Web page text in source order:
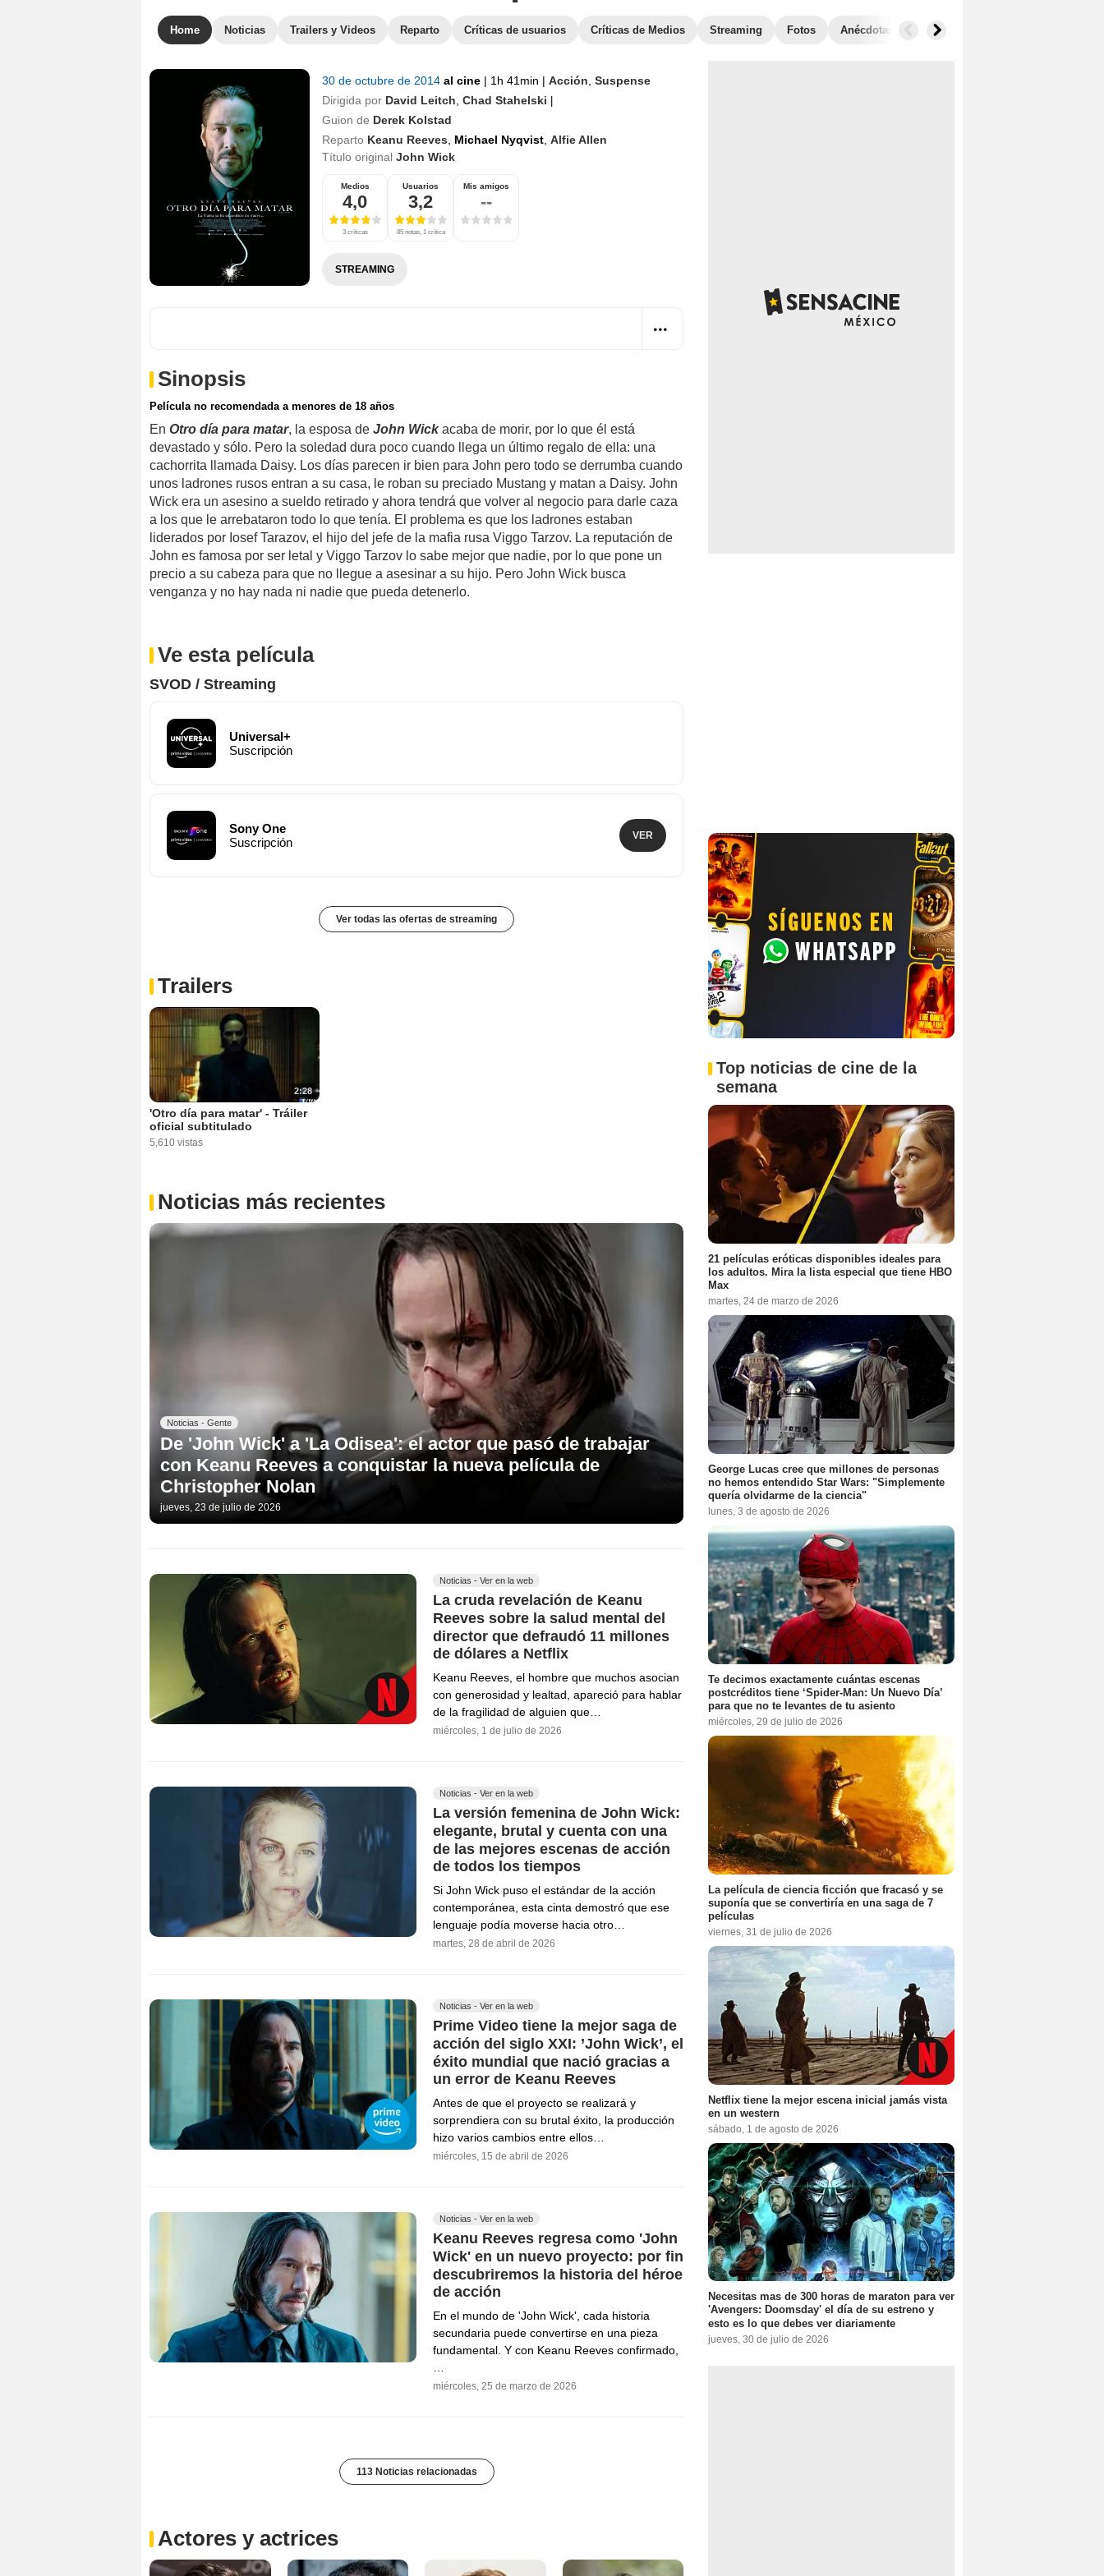
Home Noticias Trailers y Videos Reparto Críticas de usuarios Críticas de Medios Streaming Fotos Anécdotas Taquilla
30 de octubre de 2014 al cine | 1h 41min | Acción Suspense
Dirigida por David Leitch Chad Stahelski
Guion de Derek Kolstad
Reparto Keanu Reeves Michael Nyqvist Alfie Allen
Título original John Wick
Medios
4,0
3 críticas
Usuarios
3,2
85 notas, 1 crítica
Mis amigos
--
STREAMING
Sinopsis
Película no recomendada a menores de 18 años
En Otro día para matar, la esposa de John Wickacaba de morir, por lo que él está
devastado y sólo. Pero la soledad dura poco cuando llega un último regalo de ella: una
cachorrita llamada Daisy. Los días parecen ir bien para John pero todo se derrumba cuando
unos ladrones rusos entran a su casa, le roban su preciado Mustang y matan a Daisy. John
Wick era un asesino a sueldo retirado y ahora tendrá que volver al negocio para darle caza
a los que le arrebataron todo lo que tenía. El problema es que los ladrones estaban
liderados por Iosef Tarazov, el hijo del jefe de la mafia rusa Viggo Tarzov. La reputación de
John es famosa por ser letal y Viggo Tarzov lo sabe mejor que nadie, por lo que pone un
precio a su cabeza para que no llegue a asesinar a su hijo. Pero John Wick busca
venganza y no hay nada ni nadie que pueda detenerlo.
Ve esta película
SVOD / Streaming
Universal+
Suscripción
Sony One
Suscripción
VER
Ver todas las ofertas de streaming
Trailers
2:28
'Otro día para matar' - Tráiler
oficial subtitulado
5,610 vistas
Noticias más recientes
Noticias - Gente
De 'John Wick' a 'La Odisea': el actor que pasó de trabajar
con Keanu Reeves a conquistar la nueva película de
Christopher Nolan
jueves, 23 de julio de 2026
Noticias - Ver en la web
La cruda revelación de Keanu
Reeves sobre la salud mental del
director que defraudó 11 millones
de dólares a Netflix
Keanu Reeves, el hombre que muchos asocian
con generosidad y lealtad, apareció para hablar
de la fragilidad de alguien que…
miércoles, 1 de julio de 2026
Noticias - Ver en la web
La versión femenina de John Wick:
elegante, brutal y cuenta con una
de las mejores escenas de acción
de todos los tiempos
Si John Wick puso el estándar de la acción
contemporánea, esta cinta demostró que ese
lenguaje podía moverse hacia otro…
martes, 28 de abril de 2026
Noticias - Ver en la web
Prime Video tiene la mejor saga de
acción del siglo XXI: ’John Wick’, el
éxito mundial que nació gracias a
un error de Keanu Reeves
Antes de que el proyecto se realizará y
sorprendiera con su brutal éxito, la producción
hizo varios cambios entre ellos…
miércoles, 15 de abril de 2026
Noticias - Ver en la web
Keanu Reeves regresa como 'John
Wick' en un nuevo proyecto: por fin
descubriremos la historia del héroe
de acción
En el mundo de 'John Wick', cada historia
secundaria puede convertirse en una pieza
fundamental. Y con Keanu Reeves confirmado,
miércoles, 25 de marzo de 2026
113 Noticias relacionadas
Actores y actrices
Top noticias de cine de la
semana
21 películas eróticas disponibles ideales para
los adultos. Mira la lista especial que tiene HBO
Max
martes, 24 de marzo de 2026
George Lucas cree que millones de personas
no hemos entendido Star Wars: "Simplemente
quería olvidarme de la ciencia"
lunes, 3 de agosto de 2026
Te decimos exactamente cuántas escenas
postcréditos tiene ‘Spider-Man: Un Nuevo Día’
para que no te levantes de tu asiento
miércoles, 29 de julio de 2026
La película de ciencia ficción que fracasó y se
suponía que se convertiría en una saga de 7
películas
viernes, 31 de julio de 2026
Netflix tiene la mejor escena inicial jamás vista
en un western
sábado, 1 de agosto de 2026
Necesitas mas de 300 horas de maraton para ver
'Avengers: Doomsday' el día de su estreno y
esto es lo que debes ver diariamente
jueves, 30 de julio de 2026